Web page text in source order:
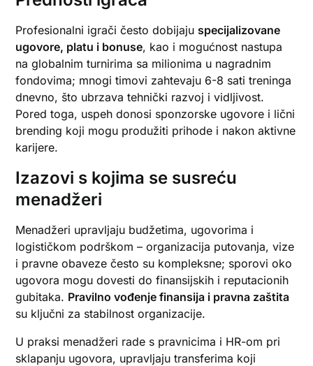
Profesionalni igrači često dobijaju specijalizovane
ugovore, platu i bonuse, kao i mogućnost nastupa
na globalnim turnirima sa milionima u nagradnim
fondovima; mnogi timovi zahtevaju 6-8 sati treninga
dnevno, što ubrzava tehnički razvoj i vidljivost.
Pored toga, uspeh donosi sponzorske ugovore i lični
brending koji mogu produžiti prihode i nakon aktivne
karijere.
Izazovi s kojima se susreću
menadžeri
Menadžeri upravljaju budžetima, ugovorima i
logističkom podrškom – organizacija putovanja, vize
i pravne obaveze često su kompleksne; sporovi oko
ugovora mogu dovesti do finansijskih i reputacionih
gubitaka. Pravilno vođenje finansija i pravna zaštita
su ključni za stabilnost organizacije.
U praksi menadžeri rade s pravnicima i HR-om pri
sklapanju ugovora, upravljaju transferima koji